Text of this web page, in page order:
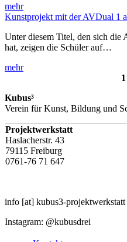
mehr
Kunstprojekt mit der AVDual 1
Unter diesem Titel, den sich die
hat, zeigen die Schüler auf…
mehr
Kubus³
Verein für Kunst, Bildung und
Projektwerkstatt
Haslacherstr. 43
79115 Freiburg
0761-76 71 647
info [at] kubus3-projektwerkstatt
Instagram: @kubusdrei